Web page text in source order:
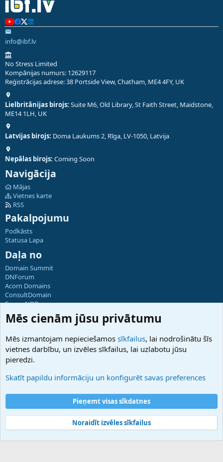
info@ibf.lv
No Stress Limited
Kompānijas numurs: 12629117
Reģistrācijas adrese: 38 Portside View, Chatham, ME4 4FY, UK
Lielbritānijas birojs: Suite M6, Old Library, St Faith Street, Maidstone,
ME14 1LH, UK
Latvijas birojs: Doma Laukums 2, Rīga, LV-1050, Latvija
Nepālas birojs: Coming Soon
Navigācija
Mājas
Vietnes karte
RSS
Pakalpojumu
Podkāsts
Statusa Lapa
Daļa no
Domain Summit
DNForum
Acorn Domains
ConsultDomain
ForumNDD
Domainforum.ro
27.be
Hostmaria
Atbalsts
Palīdzība
Noteikumi un nosacījumi
Privātuma politika
Community platform by XenForo® © 2010-2025 XenForo Ltd.
Mēs cienām jūsu privātumu
Mēs izmantojam nepieciešamos sīkfailus, lai nodrošinātu šīs
vietnes darbību, un izvēles sīkfailus, lai uzlabotu jūsu
pieredzi.
Skatīt papildu informāciju un konfigurēt savas preferences
Pieņemt visas sīkdatnes
Noraidīt izvēles sīkfailus